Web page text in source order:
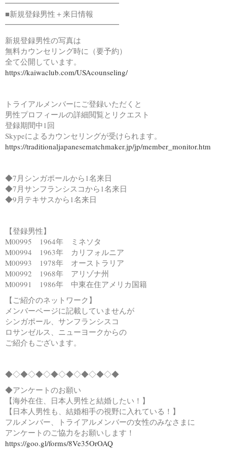
━━━━━━━━━━━━━━━
■新規登録男性＋来日情報
━━━━━━━━━━━━━━━
新規登録男性の写真は
無料カウンセリング時に（要予約）
全て公開しています。
https://kaiwaclub.com/USAcounseling/
トライアルメンバーにご登録いただくと
男性プロフィールの詳細閲覧とリクエスト
登録期間中1回
Skypeによるカウンセリングが受けられます。
https://traditionaljapanesematchmaker.jp/jp/member_monitor.htm
◆7月シンガポールから1名来日
◆7月サンフランシスコから1名来日
◆9月テキサスから1名来日
【登録男性】
M00995 1964年 ミネソタ
M00994 1963年 カリフォルニア
M00993 1978年 オーストラリア
M00992 1968年 アリゾナ州
M00991 1986年 中東在住アメリカ国籍
【ご紹介のネットワーク】
メンバーページに記載していませんが
シンガポール、サンフランシスコ
ロサンゼルス、ニューヨークからの
ご紹介もございます。
◆◇◆◇◆◇◆◇◆◇◆◇◆◇◆
◆アンケートのお願い
【海外在住、日本人男性と結婚したい！】
【日本人男性も、結婚相手の視野に入れている！】
フルメンバー、トライアルメンバーの女性のみなさまに
アンケートのご協力をお願いします！
https://goo.gl/forms/8Ve35OrOAQ